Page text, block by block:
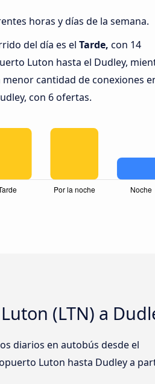
horas y días de la semana.
del día es el Tarde, con 14
Luton hasta el Dudley,
cantidad de conexiones
con 6 ofertas.
(LTN) a
diarios en autobús desde el
Luton hasta Dudley a